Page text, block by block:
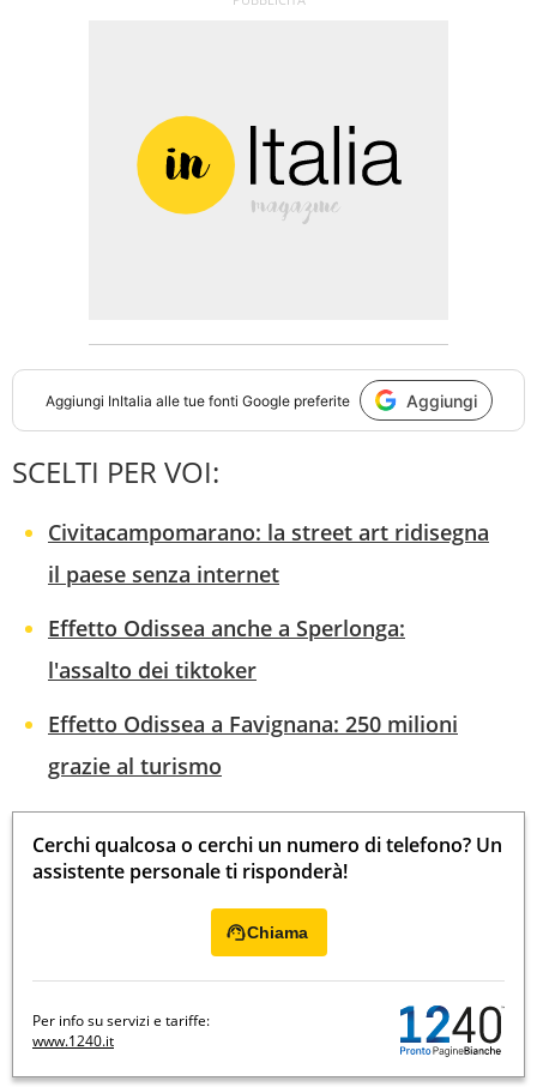
Aggiungi InItalia alle tue fonti Google preferite Aggiungi
SCELTI PER VOI:
Civitacampomarano: la street art ridisegna
il paese senza internet
Effetto Odissea anche a Sperlonga:
l'assalto dei tiktoker
Effetto Odissea a Favignana: 250 milioni
grazie al turismo
Cerchi qualcosa o cerchi un numero di telefono? Un
assistente personale ti risponderà!
Chiama
Per info su servizi e tariffe:
www.1240.it